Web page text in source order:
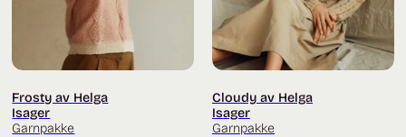
Frosty av Helga
Isager
Garnpakke
Cloudy av Helga
Isager
Garnpakke